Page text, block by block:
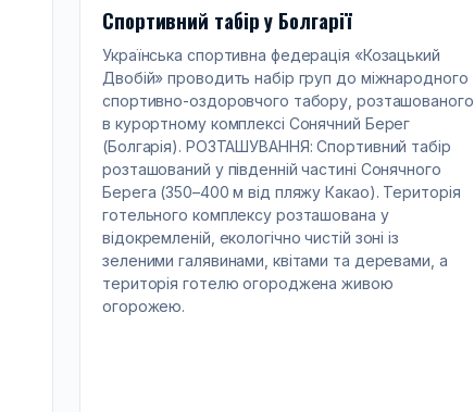
Спортивний табір у Болгарії
Українська спортивна федерація «Козацький
Двобій» проводить набір груп до міжнародного
спортивно-оздоровчого табору, розташованого
в курортному комплексі Сонячний Берег
(Болгарія). РОЗТАШУВАННЯ: Спортивний табір
розташований у південній частині Сонячного
Берега (350–400 м від пляжу Какао). Територія
готельного комплексу розташована у
відокремленій, екологічно чистій зоні із
зеленими галявинами, квітами та деревами, а
територія готелю огороджена живою
огорожею.